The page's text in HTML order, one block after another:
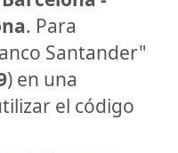
. Para
Santander"
) en una
el código